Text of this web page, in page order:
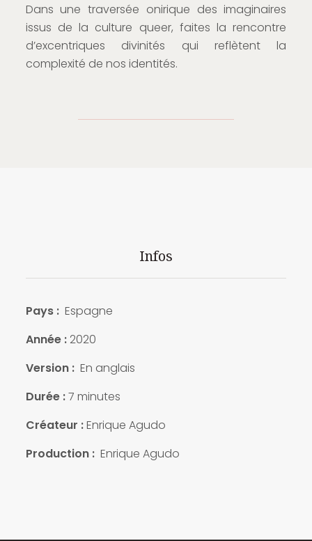
Dans une traversée onirique des imaginaires
issus de la culture queer, faites la rencontre
d’excentriques divinités qui reflètent la
complexité de nos identités.
Infos
Pays :Espagne
Année :2020
Version :En anglais
Durée :7 minutes
Créateur :Enrique Agudo
Production :Enrique Agudo